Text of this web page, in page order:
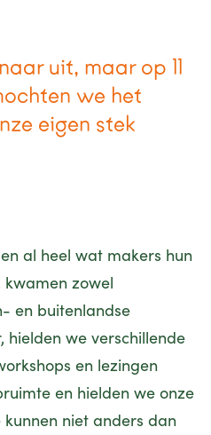
uit, maar op 11
we het
eigen stek
al heel wat makers hun
kwamen zowel
en buitenlandse
hielden we verschillende
en lezingen
en hielden we onze
niet anders dan